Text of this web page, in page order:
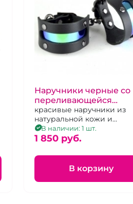
Наручники черные со
переливающейся
вставкой "Хамелеон"
красивые наручники из
натуральной кожи и
декорированы яркой
голографической
из экокожи.
В наличии: 1 шт.
1 850 pуб.
В корзину